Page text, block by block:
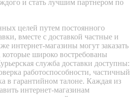
и стать лучшим партнером по
целей путем постоянного
вместе с доставкой частные и
интернет-магазины могут заказать
широко востребованы
служба доставки доступны:
работоспособности, частичный
в гарантийном талоне. Каждая из
интернет-магазинам